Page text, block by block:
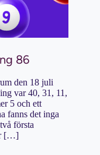
86
den 18 juli
var 40, 31, 11,
5 och ett
fanns det inga
första
[…]